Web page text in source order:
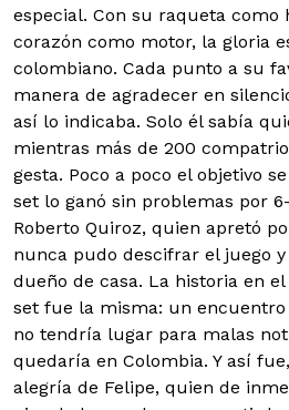
especial. Con su raqueta como
corazón como motor, la gloria
colombiano. Cada punto a su
manera de agradecer en
así lo indicaba. Solo él sabía
mientras más de 200
gesta. Poco a poco el objetivo
set lo ganó sin problemas por
Roberto Quiroz, quien apretó
nunca pudo descifrar el juego
dueño de casa. La historia en
set fue la misma: un
no tendría lugar para malas
quedaría en Colombia. Y así
alegría de Felipe, quien de